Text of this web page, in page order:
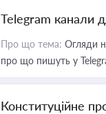
Telegram канали
Про що тема: Огляди
про що пишуть у
Конституційне